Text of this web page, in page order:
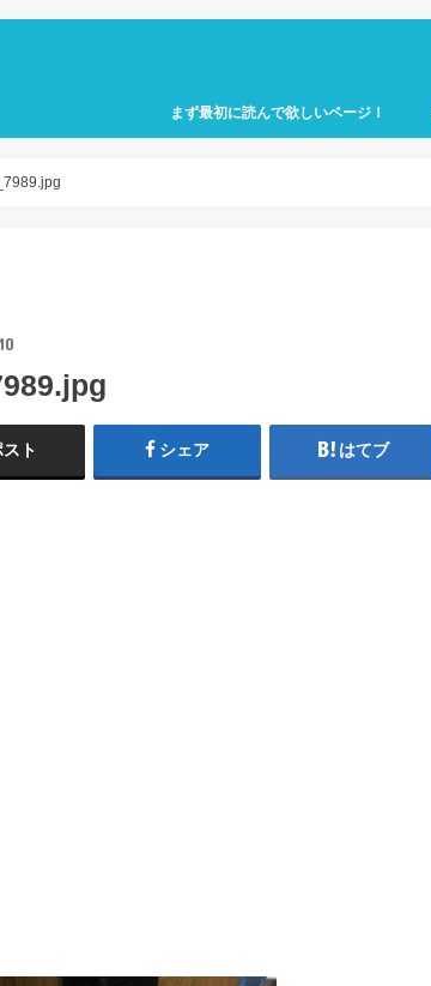
まず最初に読んで欲しいページ！
スト シェア はてブ